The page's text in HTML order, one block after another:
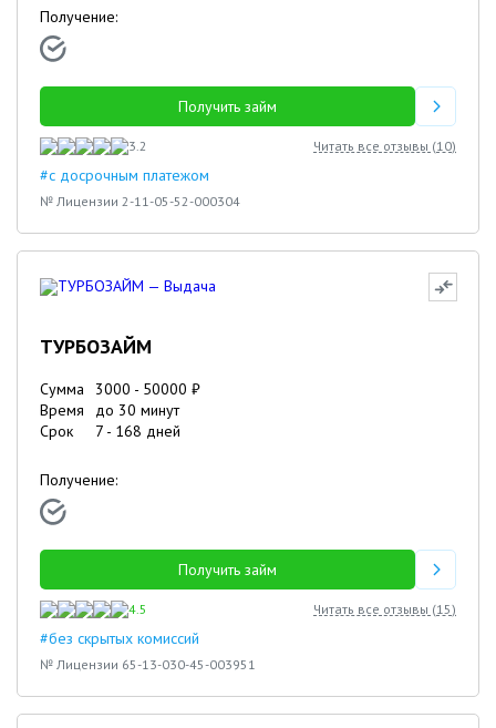
Получение:
Получить займ
3.2 Читать все отзывы (10)
#с досрочным платежом
№ Лицензии 2-11-05-52-000304
ТУРБОЗАЙМ
Сумма 3000 - 50000 ₽
Время
до 30 минут
Срок
7 - 168 дней
Получение:
Получить займ
4.5 Читать все отзывы (15)
#без скрытых комиссий
№ Лицензии 65-13-030-45-003951